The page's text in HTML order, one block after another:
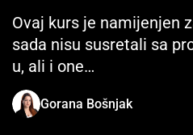
Ovaj kurs je namijenjen
sada nisu susretali sa
u, ali i one…
Gorana Bošnjak